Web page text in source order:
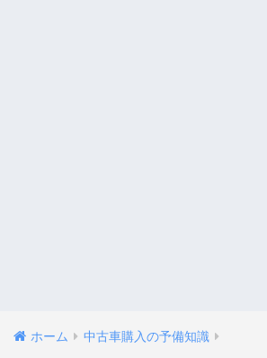
ホーム 中古車購入の予備知識